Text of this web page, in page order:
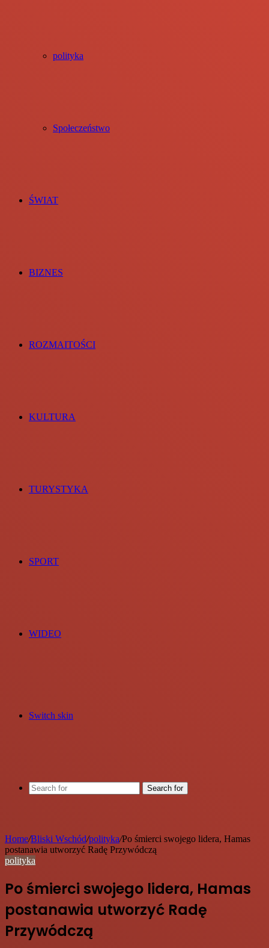
polityka
Społeczeństwo
ŚWIAT
BIZNES
ROZMAITOŚCI
KULTURA
TURYSTYKA
SPORT
WIDEO
Switch skin
Search for
Home/Bliski Wschód/polityka/Po śmierci swojego lidera, Hamas
postanawia utworzyć Radę Przywódczą
polityka
Po śmierci swojego lidera, Hamas
postanawia utworzyć Radę
Przywódczą